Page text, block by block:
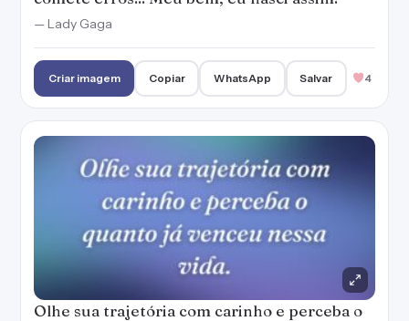
— Lady Gaga
Criar imagem Copiar WhatsApp Salvar 4
Olhe sua trajetória com carinho e perceba o